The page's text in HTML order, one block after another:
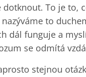
dotknout. To je to,
to
dál funguje a
se odmítá
stejnou